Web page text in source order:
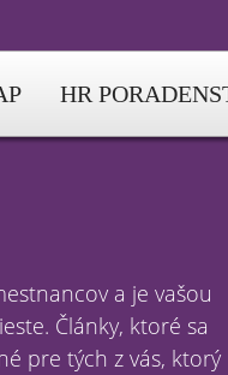
HR
a je vašou
Články, ktoré sa
pre tých z vás, ktorý